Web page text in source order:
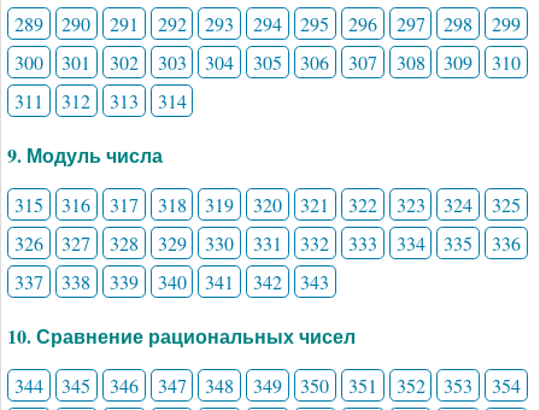
289 290 291 292 293 294 295 296 297 298
299
300
301 302 303 304 305 306 307 308 309
310
311
312 313 314
9. Модуль числа
315 316 317 318 319 320 321 322 323 324
325
326
327 328 329 330 331 332 333 334 335
336
337
338 339 340 341 342 343
10. Сравнение рациональных чисел
344 345 346 347 348 349 350 351 352 353
354